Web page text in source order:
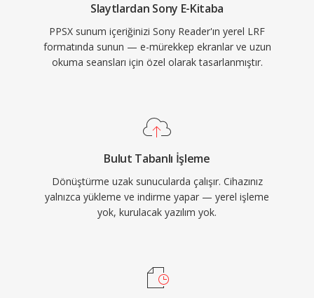
Slaytlardan Sony E-Kitaba
PPSX sunum içeriğinizi Sony Reader'ın yerel LRF
formatında sunun — e-mürekkep ekranlar ve uzun
okuma seansları için özel olarak tasarlanmıştır.
Bulut Tabanlı İşleme
Dönüştürme uzak sunucularda çalışır. Cihazınız
yalnızca yükleme ve indirme yapar — yerel işleme
yok, kurulacak yazılım yok.